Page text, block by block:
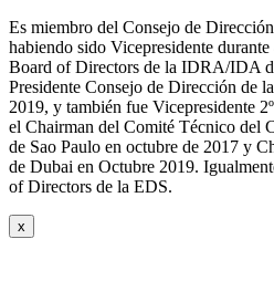
Es miembro del Consejo de
habiendo sido Vicepresidente durante
Board of Directors de la IDRA/IDA
Presidente Consejo de Dirección de
2019, y también fue Vicepresidente
el Chairman del Comité Técnico del
de Sao Paulo en octubre de 2017 y
de Dubai en Octubre 2019.
of Directors de la EDS.
x